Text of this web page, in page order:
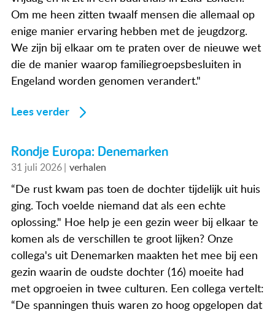
Om me heen zitten twaalf mensen die allemaal op
enige manier ervaring hebben met de jeugdzorg.
We zijn bij elkaar om te praten over de nieuwe wet
die de manier waarop familiegroepsbesluiten in
Engeland worden genomen verandert."
Lees verder
Rondje Europa: Denemarken
31 juli 2026 verhalen
“De rust kwam pas toen de dochter tijdelijk uit huis
ging. Toch voelde niemand dat als een echte
oplossing." Hoe help je een gezin weer bij elkaar te
komen als de verschillen te groot lijken? Onze
collega's uit Denemarken maakten het mee bij een
gezin waarin de oudste dochter (16) moeite had
met opgroeien in twee culturen. Een collega vertelt:
“De spanningen thuis waren zo hoog opgelopen dat